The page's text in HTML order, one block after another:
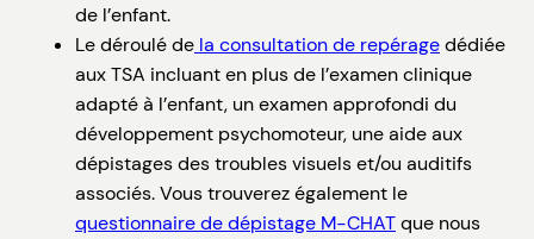
de l’enfant.
Le déroulé de la consultation de repéragedédiée
aux TSA incluant en plus de l’examen clinique
adapté à l’enfant, un examen approfondi du
développement psychomoteur, une aide aux
dépistages des troubles visuels et/ou auditifs
associés. Vous trouverez également le
questionnaire de dépistage M-CHATque nous